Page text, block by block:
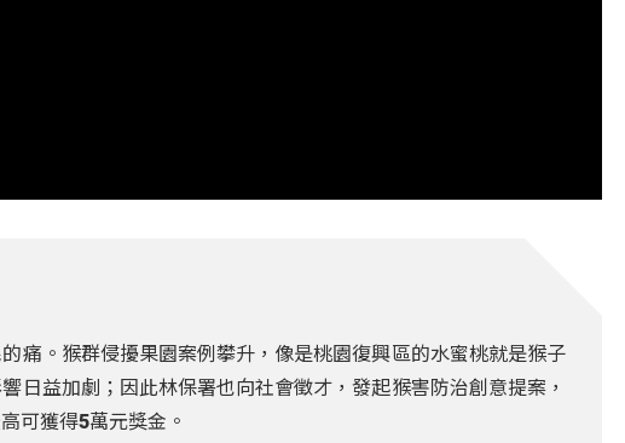
痛。猴群侵擾果園案例攀升，像是桃園復興區的水蜜桃就是猴子
日益加劇；因此林保署也向社會徵才，發起猴害防治創意提案，
可獲得5萬元獎金。